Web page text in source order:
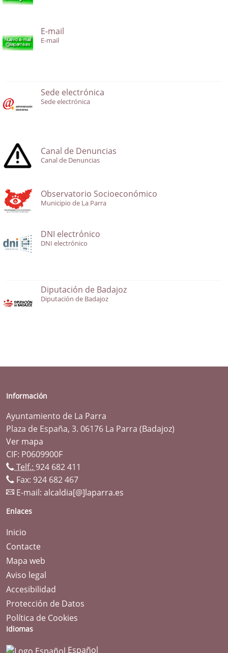
E-mail
E-mail
Sede electrónica
Sede electrónica
Canal de Denuncias
Canal de Denuncias
Observatorio Socioeconómico
Municipio de La Parra
DNI electrónico
DNI electrónico
Diputación de Badajoz
Diputación de Badajoz
Información
Ayuntamiento de La Parra
Plaza de España, 3. 06176 La Parra (Badajoz)
Ver mapa
CIF: P0609900F
Telf.: 924 682 411
Fax: 924 682 467
E-mail: alcaldia[@]laparra.es
Enlaces
Inicio
Contacte
Mapa web
Aviso legal
Accesibilidad
Protección de Datos
Política de Cookies
Idiomas
Español